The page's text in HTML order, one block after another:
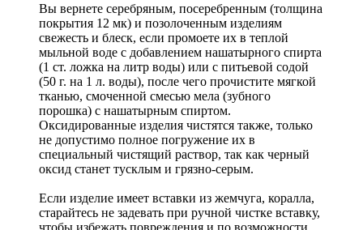
Вы вернете серебряным, посеребренным (толщина
покрытия 12 мк) и позолоченным изделиям
свежесть и блеск, если промоете их в теплой
мыльной воде с добавлением нашатырного спирта
(1 ст. ложка на литр воды) или с питьевой содой
(50 г. на 1 л. воды), после чего прочистите мягкой
тканью, смоченной смесью мела (зубного
порошка) с нашатырным спиртом.
Оксидированные изделия чистятся также, только
не допустимо полное погружение их в
специальный чистящий раствор, так как черный
оксид станет тусклым и грязно-серым.
Если изделие имеет вставки из жемчуга, коралла,
старайтесь не задевать при ручной чистке вставку,
чтобы избежать повреждения и по возможности